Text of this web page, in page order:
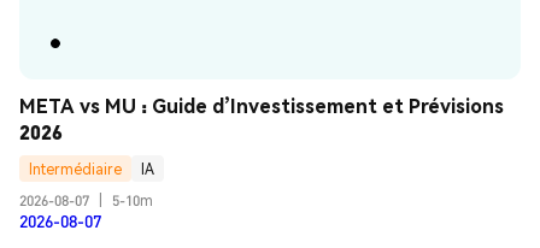
META vs MU : Guide d’Investissement et Prévisions
2026
Intermédiaire
IA
2026-08-07
5-10m
2026-08-07